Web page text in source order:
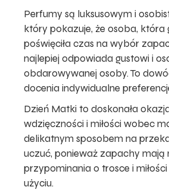
Perfumy są luksusowym i
który pokazuje, że osoba, która
poświęciła czas na wybór
najlepiej odpowiada gustowi i
obdarowywanej osoby. To
docenia indywidualne
Dzień Matki to doskonała
wdzięczności i miłości wobec
delikatnym sposobem na
uczuć, ponieważ zapachy mają
przypominania o trosce i
użyciu.